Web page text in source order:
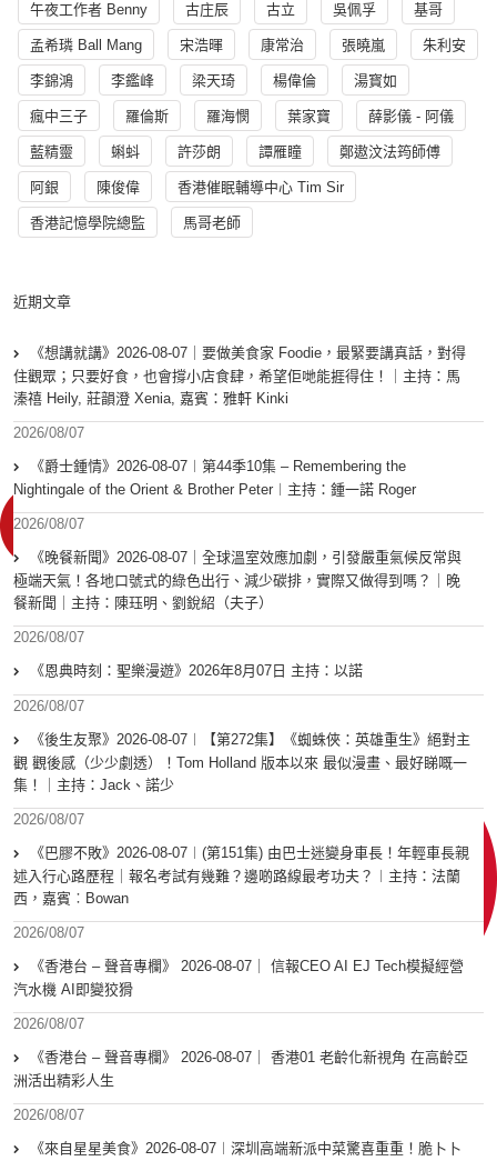
午夜工作者 Benny 古庄辰 古立 吳佩孚 基哥
孟希璘 Ball Mang 宋浩暉 康常治 張曉嵐 朱利安
李錦鴻 李鑑峰 梁天琦 楊偉倫 湯寳如
瘋中三子 羅倫斯 羅海憫 葉家寶 薛影儀 - 阿儀
藍精靈 蝌蚪 許莎朗 譚雁瞳 鄭遨汶法筠師傅
阿銀 陳俊偉 香港催眠輔導中心 Tim Sir
香港記憶學院總監 馬哥老師
近期文章
《想講就講》2026-08-07｜要做美食家 Foodie，最緊要講真話，對得
住觀眾；只要好食，也會撐小店食肆，希望佢哋能捱得住！｜主持：馬
溱禧 Heily, 莊韻澄 Xenia, 嘉賓：雅軒 Kinki
2026/08/07
《爵士鍾情》2026-08-07︱第44季10集 – Remembering the
Nightingale of the Orient & Brother Peter︱主持：鍾一諾 Roger
2026/08/07
《晚餐新聞》2026-08-07｜全球溫室效應加劇，引發嚴重氣候反常與
極端天氣！各地口號式的綠色出行、減少碳排，實際又做得到嗎？｜晚
餐新聞｜主持：陳珏明、劉銳紹（夫子）
2026/08/07
《恩典時刻：聖樂漫遊》2026年8月07日 主持：以諾
2026/08/07
《後生友聚》2026-08-07︱【第272集】《蜘蛛俠：英雄重生》絕對主
觀 觀後感（少少劇透）！Tom Holland 版本以來 最似漫畫、最好睇嘅一
集！｜主持：Jack、諾少
2026/08/07
《巴膠不敗》2026-08-07︱(第151集) 由巴士迷變身車長！年輕車長親
述入行心路歷程｜報名考試有幾難？邊啲路線最考功夫？︱主持：法蘭
西，嘉賓︰Bowan
2026/08/07
《香港台 – 聲音專欄》 2026-08-07｜ 信報CEO AI EJ Tech模擬經營
汽水機 AI即變狡猾
2026/08/07
《香港台 – 聲音專欄》 2026-08-07｜ 香港01 老齡化新視角 在高齡亞
洲活出精彩人生
2026/08/07
《來自星星美食》2026-08-07︱深圳高端新派中菜驚喜重重！脆卜卜